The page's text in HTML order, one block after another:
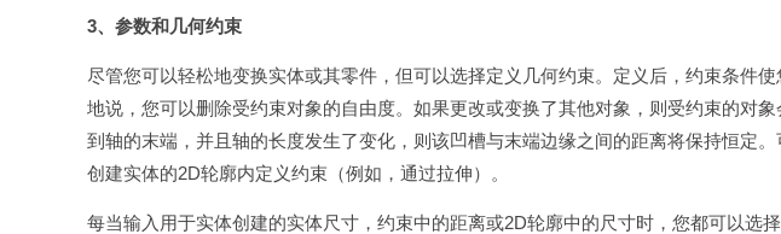
3、参数和几何约束
尽管您可以轻松地变换实体或其零件，但可以选择定义几何约束。定义后，约束条件
地说，您可以删除受约束对象的自由度。如果更改或变换了其他对象，则受约束的对
到轴的末端，并且轴的长度发生了变化，则该凹槽与末端边缘之间的距离将保持恒定
创建实体的2D轮廓内定义约束（例如，通过拉伸）。
每当输入用于实体创建的实体尺寸，约束中的距离或2D轮廓中的尺寸时，您都可以选